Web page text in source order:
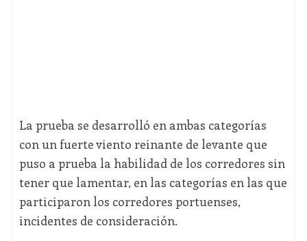
La prueba se desarrolló en ambas categorías
con un fuerte viento reinante de levante que
puso a prueba la habilidad de los corredores sin
tener que lamentar, en las categorías en las que
participaron los corredores portuenses,
incidentes de consideración.